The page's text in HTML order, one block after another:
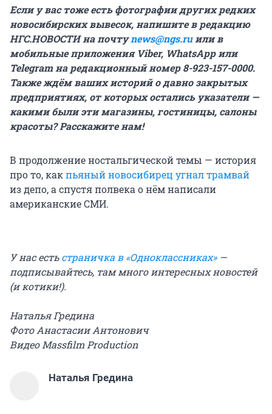
Если у вас тоже есть фотографии других редких
новосибирских вывесок, напишите в редакцию
НГС.НОВОСТИ на почтуnews@ngs.ruили в
мобильные приложения Viber, WhatsApp или
Telegram на редакционный номер 8-923-157-0000.
Также ждём ваших историй о давно закрытых
предприятиях, от которых остались указатели —
какими были эти магазины, гостиницы, салоны
красоты? Расскажите нам!
В продолжение ностальгической темы — история
про то, какпьяный новосибирец угнал трамвай
из депо, а спустя полвека о нём написали
американские СМИ.
У нас естьстраничка в «Одноклассниках»—
подписывайтесь, там много интересных новостей
(и котики!).
Наталья Гредина
Фото Анастасии Антонович
Видео Massfilm Production
Наталья Гредина